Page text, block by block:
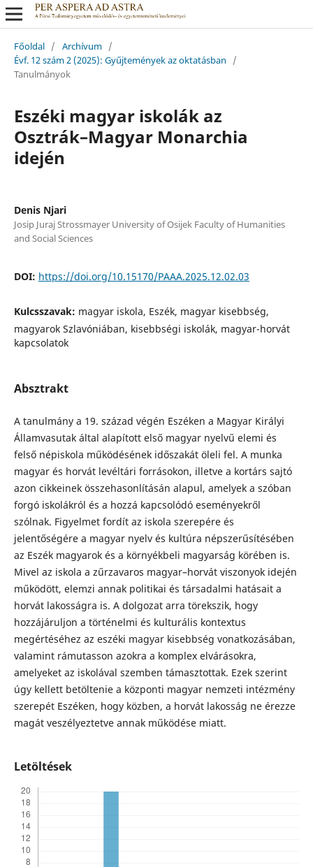
Főoldal / Archívum /
Évf. 12 szám 2 (2025): Gyűjtemények az oktatásban
/
Tanulmányok
Eszéki magyar iskolák az
Osztrák–Magyar Monarchia
idején
Denis Njari
Josip Juraj Strossmayer University of Osijek Faculty of Humanities
and Social Sciences
DOI: https://doi.org/10.15170/PAAA.2025.12.02.03
Kulcsszavak: magyar iskola, Eszék, magyar kisebbség,
magyarok Szlavóniában, kisebbségi iskolák, magyar-horvát
kapcsolatok
Absztrakt
A tanulmány a 19. század végén Eszéken a Magyar Királyi
Államvasutak által alapított első magyar nyelvű elemi és
felső népiskola működésének időszakát öleli fel. A munka
magyar és horvát levéltári forrásokon, illetve a kortárs sajtó
azon cikkeinek összehasonlításán alapul, amelyek a szóban
forgó iskolákról és a hozzá kapcsolódó eseményekről
szólnak. Figyelmet fordít az iskola szerepére és
jelentőségére a magyar nyelv és kultúra népszerűsítésében
az Eszék magyarok és a környékbeli magyarság körében is.
Mivel az iskola a zűrzavaros magyar–horvát viszonyok idején
működött, elemzi annak politikai és társadalmi hatásait a
horvát lakosságra is. A dolgozat arra törekszik, hogy
hozzájáruljon a történelmi és kulturális kontextus
megértéséhez az eszéki magyar kisebbség vonatkozásában,
valamint rámutasson azokra a komplex elvárásokra,
amelyeket az iskolával szemben támasztottak. Ezek szerint
úgy kellett betöltenie a központi magyar nemzeti intézmény
szerepét Eszéken, hogy közben, a horvát lakosság ne érezze
magát veszélyeztetve annak működése miatt.
Letöltések